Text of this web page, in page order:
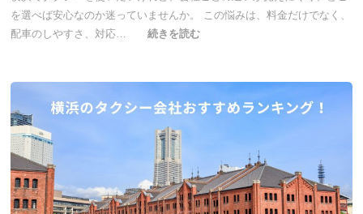
を選べば安心なのか迷っていませんか。 この悩みは、料金だけでなく、
配車のしやすさ、対応… 続きを読む